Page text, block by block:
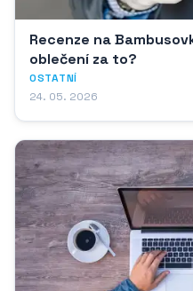
Recenze na
oblečení za to?
OSTATNÍ
24. 05. 2026